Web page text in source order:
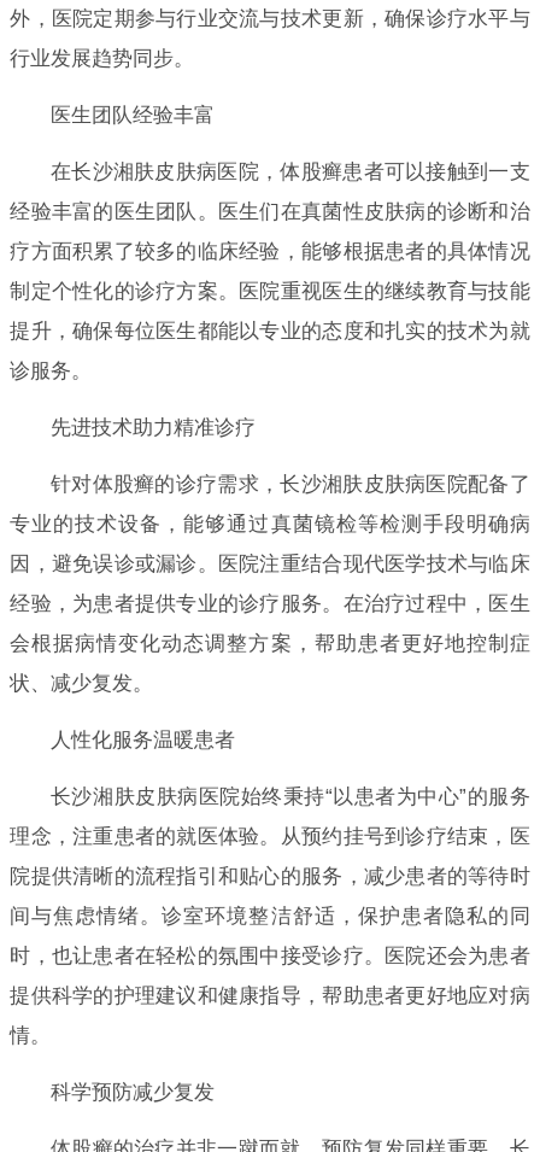
外，医院定期参与行业交流与技术更新，确保诊疗水平与
行业发展趋势同步。
医生团队经验丰富
在长沙湘肤皮肤病医院，体股癣患者可以接触到一支
经验丰富的医生团队。医生们在真菌性皮肤病的诊断和治
疗方面积累了较多的临床经验，能够根据患者的具体情况
制定个性化的诊疗方案。医院重视医生的继续教育与技能
提升，确保每位医生都能以专业的态度和扎实的技术为就
诊服务。
先进技术助力精准诊疗
针对体股癣的诊疗需求，长沙湘肤皮肤病医院配备了
专业的技术设备，能够通过真菌镜检等检测手段明确病
因，避免误诊或漏诊。医院注重结合现代医学技术与临床
经验，为患者提供专业的诊疗服务。在治疗过程中，医生
会根据病情变化动态调整方案，帮助患者更好地控制症
状、减少复发。
人性化服务温暖患者
长沙湘肤皮肤病医院始终秉持“以患者为中心”的服务
理念，注重患者的就医体验。从预约挂号到诊疗结束，医
院提供清晰的流程指引和贴心的服务，减少患者的等待时
间与焦虑情绪。诊室环境整洁舒适，保护患者隐私的同
时，也让患者在轻松的氛围中接受诊疗。医院还会为患者
提供科学的护理建议和健康指导，帮助患者更好地应对病
情。
科学预防减少复发